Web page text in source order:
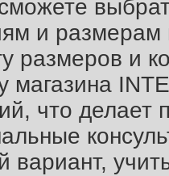
и
размеров и
магазина
что делает
вариант,